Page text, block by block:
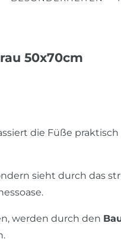
50x70cm
die Füße
sieht durch das
werden durch den